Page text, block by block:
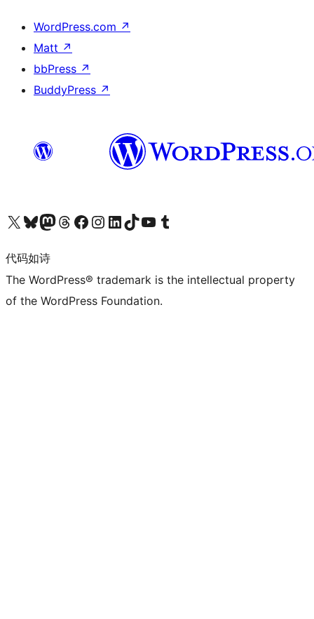
WordPress.com ↗
Matt ↗
bbPress ↗
BuddyPress ↗
关注我们的 X（原 Twitter）账号访问我们的 Bluesky 账号关注我们的 Mastodon 账号访问我们的 Threads 账号 访问我们的 Facebook 公共主页关注我们的 Instagram 账号 关注我们的 LinkedIn 主页访问我们的 TikTok 账号访问我们的 YouTube 频道 访问我们的 Tumblr 账号
代码如诗
The WordPress® trademark is the intellectual property
of the WordPress Foundation.